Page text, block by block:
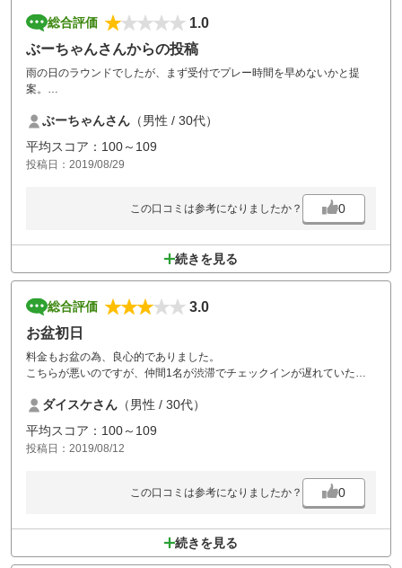
総合評価
1.0
ぶーちゃんさんからの投稿
雨の日のラウンドでしたが、まず受付でプレー時間を早めないかと提
案。
に、すぐプレーされますかと言われた。
断ってパター練習をしていると、ご丁寧にカートを先に送らしてもらっ
ていいですかと早く行けといわんばかり。
ハーフがおわり、マスター室に戻ってきた途端、このまま回っていただ
かごちゃごちゃゆわれる。
食事を終えプレーに向かおうとすると、雨が降っているのにカートをマ
ぶーちゃんさん （男性 / 30代）
平均スコア：100～109
投稿日：2019/08/29
この口コミは参考になりましたか？ 0
続きを見る
総合評価
3.0
お盆初日
料金もお盆の為、良心的でありました。
こちらが悪いのですが、仲間1名が渋滞でチェックインが遅れていたこ
どこですか」と何度も聞かれました。
その他は良かったもののお客に対して、あの目つきと態度はいかがなも
のかと。。
正直、がっかりです。
ダイスケさん （男性 / 30代）
平均スコア：100～109
投稿日：2019/08/12
この口コミは参考になりましたか？ 0
続きを見る